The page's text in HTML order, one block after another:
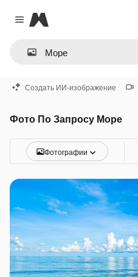
Close menu
Magnific
Создать ИИ-изображение
Фото По Запросу Море
Фотографии